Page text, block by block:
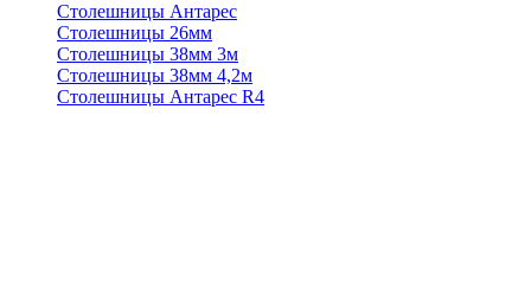
Столешницы Антарес
Столешницы 26мм
Столешницы 38мм 3м
Столешницы 38мм 4,2м
Столешницы Антарес R4